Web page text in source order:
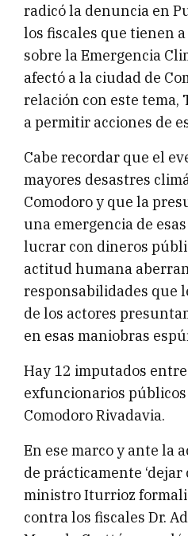
radicó la denuncia en
los fiscales que tienen
sobre la Emergencia
afectó a la ciudad de
relación con este tema,
a permitir acciones de
Cabe recordar que el
mayores desastres
Comodoro y que la
una emergencia de
lucrar con dineros
actitud humana
responsabilidades que
de los actores
en esas maniobras
Hay 12 imputados
exfuncionarios
Comodoro Rivadavia.
En ese marco y ante la
de prácticamente ‘dejar
ministro Iturrioz
contra los fiscales Dr.